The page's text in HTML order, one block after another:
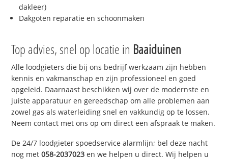
dakleer)
Dakgoten reparatie en schoonmaken
Top advies, snel op locatie in Baaiduinen
Alle loodgieters die bij ons bedrijf werkzaam zijn hebben
kennis en vakmanschap en zijn professioneel en goed
opgeleid. Daarnaast beschikken wij over de modernste en
juiste apparatuur en gereedschap om alle problemen aan
zowel gas als waterleiding snel en vakkundig op te lossen.
Neem contact met ons op om direct een afspraak te maken.
De 24/7 loodgieter spoedservice alarmlijn; bel deze nacht
nog met058-2037023 en we helpen u direct. Wij helpen u